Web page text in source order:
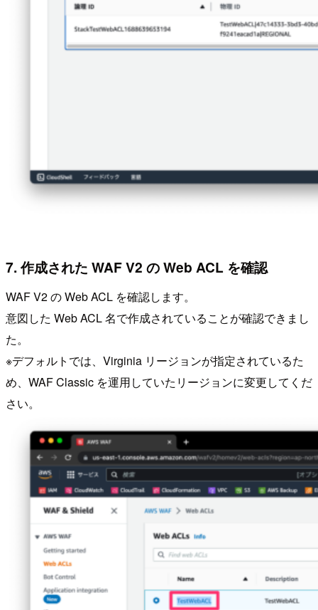
7. 作成された WAF V2 の Web ACL を確認
WAF V2 の Web ACL を確認します。
意図した Web ACL 名で作成されていることが確認できまし
た。
※デフォルトでは、Virginia リージョンが指定されているた
め、WAF Classic を運用していたリージョンに変更してくだ
さい。